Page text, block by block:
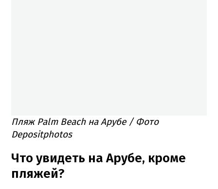
Пляж Palm Beach на Арубе / Фото
Depositphotos
Что увидеть на Арубе, кроме
пляжей?